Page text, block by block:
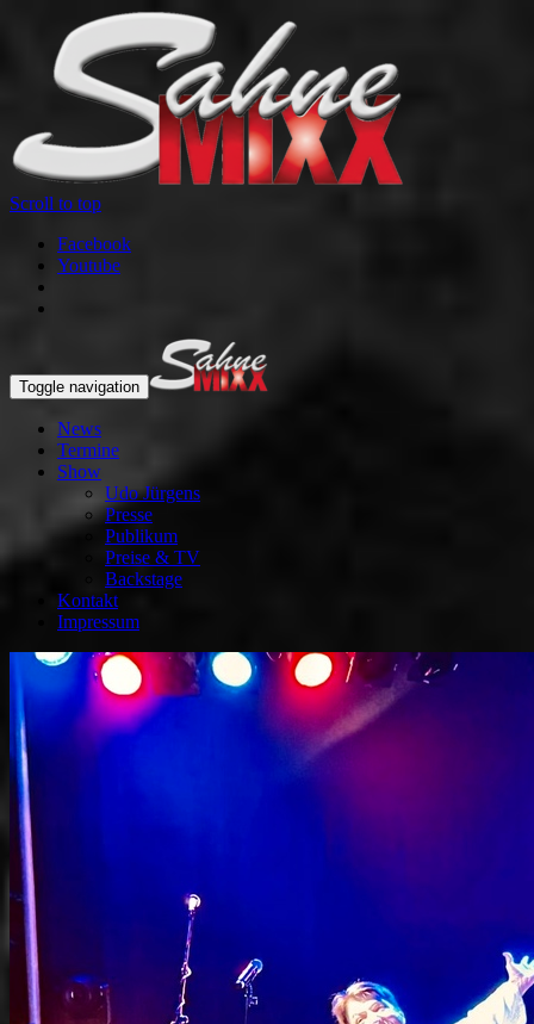
Scroll to top
Facebook
Youtube
Toggle navigation
News
Termine
Show
Udo Jürgens
Presse
Publikum
Preise & TV
Backstage
Kontakt
Impressum